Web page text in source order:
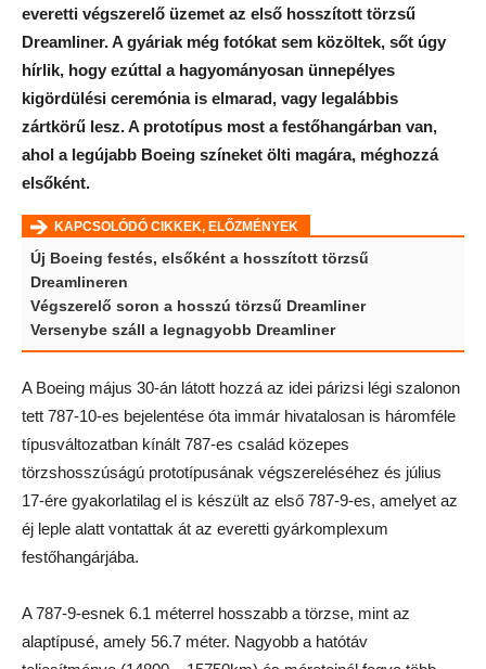
everetti végszerelő üzemet az első hosszított törzsű
Dreamliner. A gyáriak még fotókat sem közöltek, sőt úgy
hírlik, hogy ezúttal a hagyományosan ünnepélyes
kigördülési ceremónia is elmarad, vagy legalábbis
zártkörű lesz. A prototípus most a festőhangárban van,
ahol a legújabb Boeing színeket ölti magára, méghozzá
elsőként.
KAPCSOLÓDÓ CIKKEK, ELŐZMÉNYEK
Új Boeing festés, elsőként a hosszított törzsű
Dreamlineren
Végszerelő soron a hosszú törzsű Dreamliner
Versenybe száll a legnagyobb Dreamliner
A Boeing május 30-án látott hozzá az idei párizsi légi szalonon
tett 787-10-es bejelentése óta immár hivatalosan is háromféle
típusváltozatban kínált 787-es család közepes
törzshosszúságú prototípusának végszereléséhez és július
17-ére gyakorlatilag el is készült az első 787-9-es, amelyet az
éj leple alatt vontattak át az everetti gyárkomplexum
festőhangárjába.
A 787-9-esnek 6.1 méterrel hosszabb a törzse, mint az
alaptípusé, amely 56.7 méter. Nagyobb a hatótáv